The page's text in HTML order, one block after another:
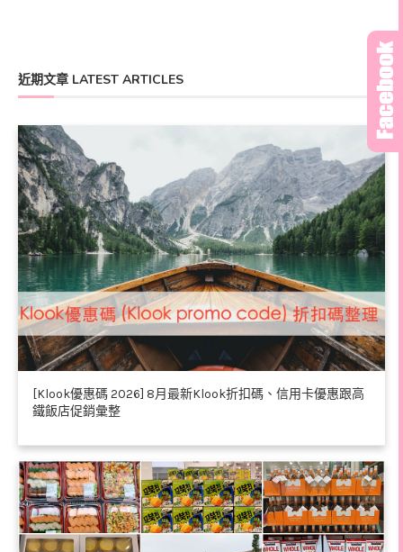
近期文章 LATEST ARTICLES
[Klook優惠碼 2026] 8月最新Klook折扣碼、信用卡優惠跟高
鐵飯店促銷彙整